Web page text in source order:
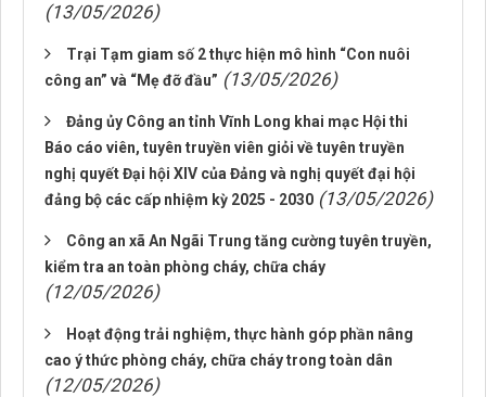
(13/05/2026)
Trại Tạm giam số 2 thực hiện mô hình “Con nuôi
công an” và “Mẹ đỡ đầu” (13/05/2026)
Đảng ủy Công an tỉnh Vĩnh Long khai mạc Hội thi
Báo cáo viên, tuyên truyền viên giỏi về tuyên truyền
nghị quyết Đại hội XIV của Đảng và nghị quyết đại hội
đảng bộ các cấp nhiệm kỳ 2025 - 2030 (13/05/2026)
Công an xã An Ngãi Trung tăng cường tuyên truyền,
kiểm tra an toàn phòng cháy, chữa cháy
(12/05/2026)
Hoạt động trải nghiệm, thực hành góp phần nâng
cao ý thức phòng cháy, chữa cháy trong toàn dân
(12/05/2026)